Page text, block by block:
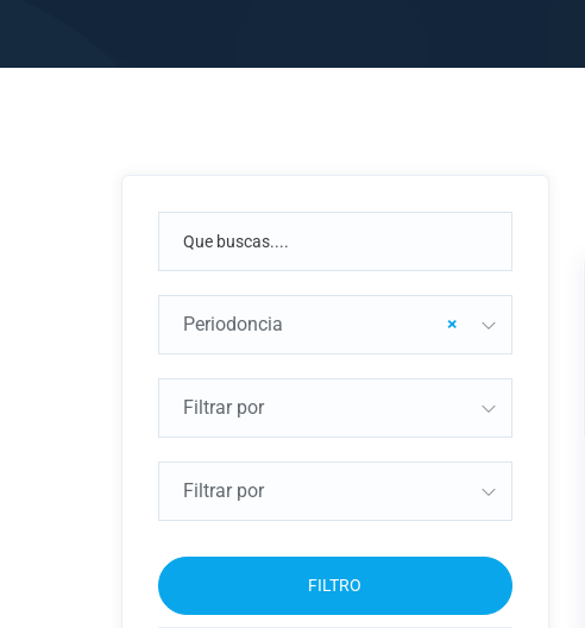
×
Periodoncia
Filtrar por
Filtrar por
FILTRO